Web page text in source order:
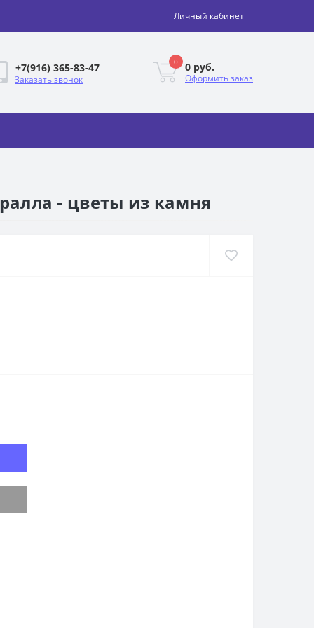
Личный кабинет
+7(916) 365-83-47
Заказать звонок
0 0 руб.
Оформить заказ
- цветы из камня